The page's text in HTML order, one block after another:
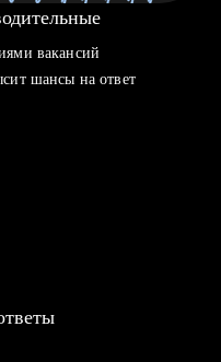
вакансий
шансы на ответ